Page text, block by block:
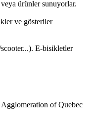
E-bisikletler
Agglomeration of Quebec